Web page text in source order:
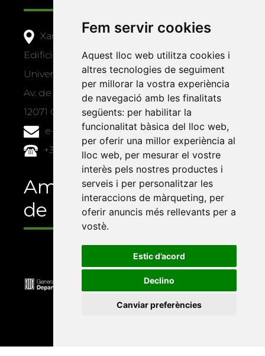
Fem servir cookies
Aquest lloc web utilitza cookies i
altres tecnologies de seguiment
per millorar la vostra experiència
de navegació amb les finalitats
següents: per habilitar la
funcionalitat bàsica del lloc web,
per oferir una millor experiència al
lloc web, per mesurar el vostre
interès pels nostres productes i
serveis i per personalitzar les
interaccions de màrqueting, per
oferir anuncis més rellevants per a
vostè.
Estic d’acord
Declino
Canviar preferències
Xarxa Vives d'Universitats
Edifici Àgora
Universitat Jaume I, local 10
Av. de Vicent Sos Baynat, s/n
12071 Castelló de la Plana
e-buc@vives.org
+34 964 72 89 93
Amb el suport
de